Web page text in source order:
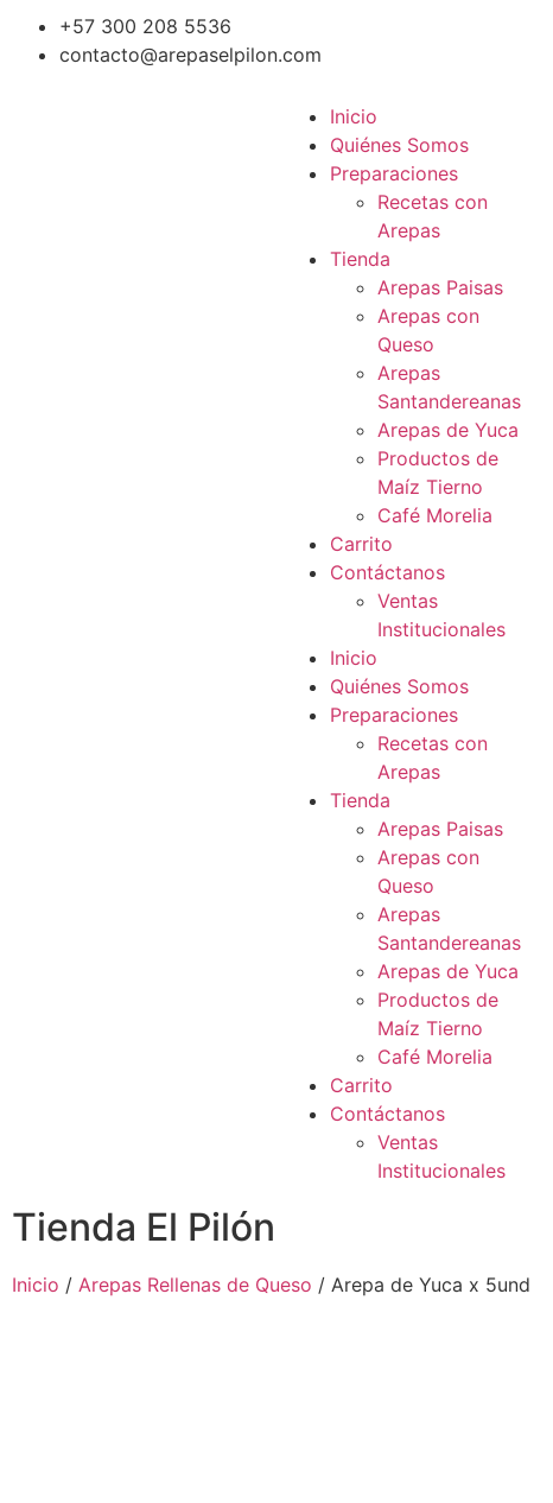
+57 300 208 5536
contacto@arepaselpilon.com
Inicio
Quiénes Somos
Preparaciones
Recetas con
Arepas
Tienda
Arepas Paisas
Arepas con
Queso
Arepas
Santandereanas
Arepas de Yuca
Productos de
Maíz Tierno
Café Morelia
Carrito
Contáctanos
Ventas
Institucionales
Inicio
Quiénes Somos
Preparaciones
Recetas con
Arepas
Tienda
Arepas Paisas
Arepas con
Queso
Arepas
Santandereanas
Arepas de Yuca
Productos de
Maíz Tierno
Café Morelia
Carrito
Contáctanos
Ventas
Institucionales
Tienda El Pilón
Inicio / Arepas Rellenas de Queso / Arepa de Yuca x 5und